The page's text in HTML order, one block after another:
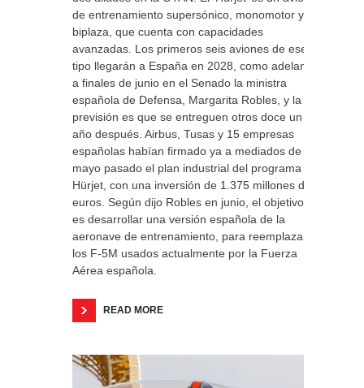
de entrenamiento supersónico, monomotor y
biplaza, que cuenta con capacidades
avanzadas. Los primeros seis aviones de ese
tipo llegarán a España en 2028, como adelantó
a finales de junio en el Senado la ministra
española de Defensa, Margarita Robles, y la
previsión es que se entreguen otros doce un
año después. Airbus, Tusas y 15 empresas
españolas habían firmado ya a mediados de
mayo pasado el plan industrial del programa
Hürjet, con una inversión de 1.375 millones de
euros. Según dijo Robles en junio, el objetivo
es desarrollar una versión española de la
aeronave de entrenamiento, para reemplazar
los F-5M usados actualmente por la Fuerza
Aérea española.
READ MORE